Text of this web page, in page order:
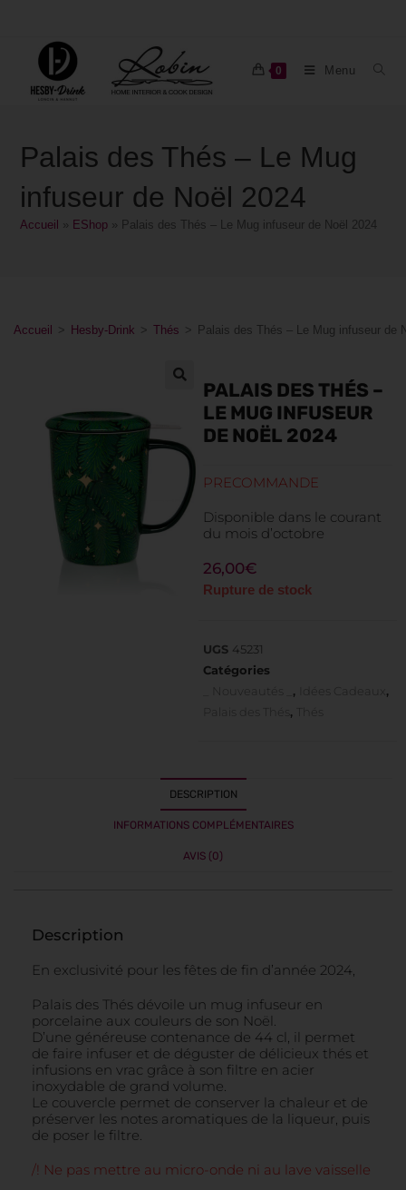
0 Menu
Palais des Thés – Le Mug
infuseur de Noël 2024
Accueil EShop Palais des Thés – Le Mug infuseur de Noël 2024
Accueil > Hesby-Drink > Thés > Palais des Thés – Le Mug infuseur de
PALAIS DES THÉS –
LE MUG INFUSEUR
DE NOËL 2024
PRECOMMANDE
Disponible dans le courant
du mois d’octobre
26,00€
Rupture de stock
UGS 45231
Catégories
_ Nouveautés _ , Idées Cadeaux ,
,
DESCRIPTION
INFORMATIONS COMPLÉMENTAIRES
AVIS (0)
Description
En exclusivité pour les fêtes de fin d’année 2024,
Palais des Thés dévoile un mug infuseur en
porcelaine aux couleurs de son Noël.
D’une généreuse contenance de 44 cl, il permet
de faire infuser et de déguster de délicieux thés et
infusions en vrac grâce à son filtre en acier
inoxydable de grand volume.
Le couvercle permet de conserver la chaleur et de
préserver les notes aromatiques de la liqueur, puis
de poser le filtre.
/! Ne pas mettre au micro-onde ni au lave vaisselle